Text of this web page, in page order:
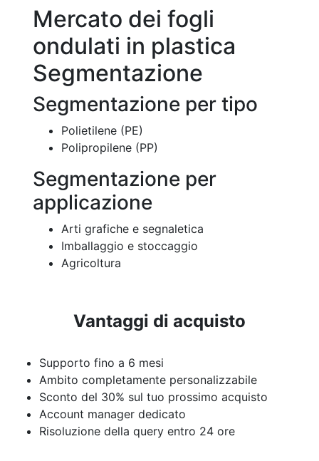
Mercato dei fogli
ondulati in plastica
Segmentazione
Segmentazione per tipo
Polietilene (PE)
Polipropilene (PP)
Segmentazione per
applicazione
Arti grafiche e segnaletica
Imballaggio e stoccaggio
Agricoltura
Vantaggi di acquisto
Supporto fino a 6 mesi
Ambito completamente personalizzabile
Sconto del 30% sul tuo prossimo acquisto
Account manager dedicato
Risoluzione della query entro 24 ore